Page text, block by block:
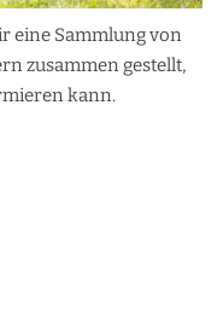
eine Sammlung von
zusammen gestellt,
kann.